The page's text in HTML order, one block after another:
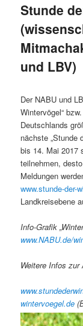
Stunde
und LBV)
Der NABU und
Wintervögel“
Deutschlands
nächste „Stunde
bis 14. Mai 2017
teilnehmen,
Meldungen
www.stunde-der-
Landkreisebene
Info-Grafik„
www.NABU.de/
Weitere Infos zur
wintervoegel.de